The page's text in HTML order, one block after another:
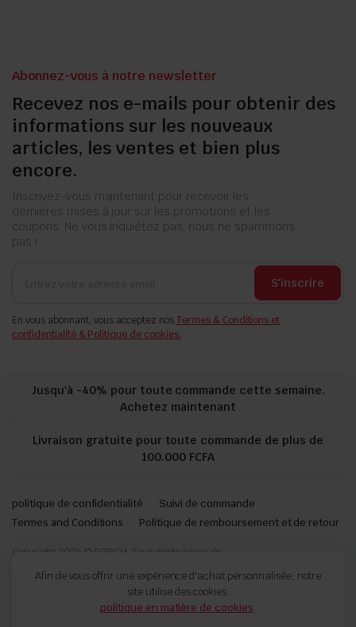
Abonnez-vous à notre newsletter
Recevez nos e-mails pour obtenir des
informations sur les nouveaux
articles, les ventes et bien plus
encore.
Inscrivez-vous maintenant pour recevoir les
dernières mises à jour sur les promotions et les
coupons. Ne vous inquiétez pas, nous ne spammons
pas !
S'inscrire
En vous abonnant, vous acceptez nosTermes & Conditions et
confidentialité & Politique de cookies.
Jusqu'à -40% pour toute commande cette semaine.
Achetez maintenant
Livraison gratuite pour toute commande de plus de
100.000 FCFA
politique de confidentialité
Suivi de commande
Termes and Conditions
Politique de remboursement et de retour
Copyright 2024 © FORCH. Tous droits réservés.
Afin de vous offrir une expérience d'achat personnalisée, notre
site utilise des cookies.
politique en matière de cookies.